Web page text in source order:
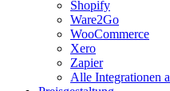
Shopify
Ware2Go
WooCommerce
Xero
Zapier
Alle Integrationen